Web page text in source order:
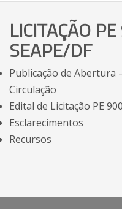
LICITAÇÃO
SEAPE/DF
Publicação de Abertura
Circulação
Edital de Licitação PE
Esclarecimentos
Recursos